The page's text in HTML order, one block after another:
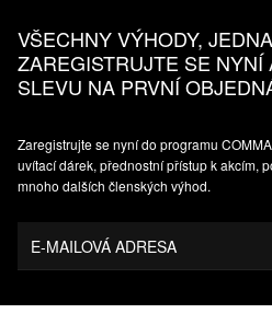
VŠECHNY VÝHODY,
ZAREGISTRUJTE SE NYNÍ
SLEVU NA PRVNÍ
Zaregistrujte se nyní do programu
uvítací dárek, přednostní přístup k akcím,
mnoho dalších členských výhod.
E-MAILOVÁ ADRESA